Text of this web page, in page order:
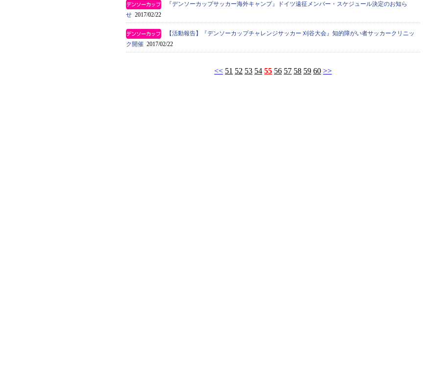
『デンソーカップサッカー海外キャンプ』ドイツ遠征メンバー・スケジュール決定のお知ら
せ 2017/02/22
【活動報告】『デンソーカップチャレンジサッカー 刈谷大会』知的障がい者サッカークリニッ
ク開催 2017/02/22
<< 51 52 53 54 55 56 57 58 59 60 >>